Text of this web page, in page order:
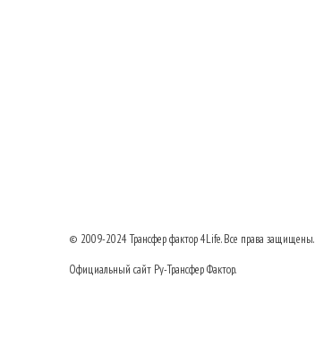
© 2009-2024Трансфер фактор4Life. Все права защищены.
Официальный сайт Ру-Трансфер Фактор.